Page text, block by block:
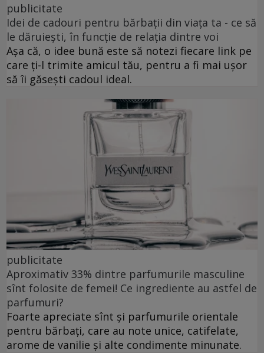
publicitate
Idei de cadouri pentru bărbații din viața ta - ce să
le dăruiești, în funcție de relația dintre voi
Așa că, o idee bună este să notezi fiecare link pe
care ți-l trimite amicul tău, pentru a fi mai ușor
să îi găsești cadoul ideal.
publicitate
Aproximativ 33% dintre parfumurile masculine
sînt folosite de femei! Ce ingrediente au astfel de
parfumuri?
Foarte apreciate sînt și parfumurile orientale
pentru bărbați, care au note unice, catifelate,
arome de vanilie și alte condimente minunate.